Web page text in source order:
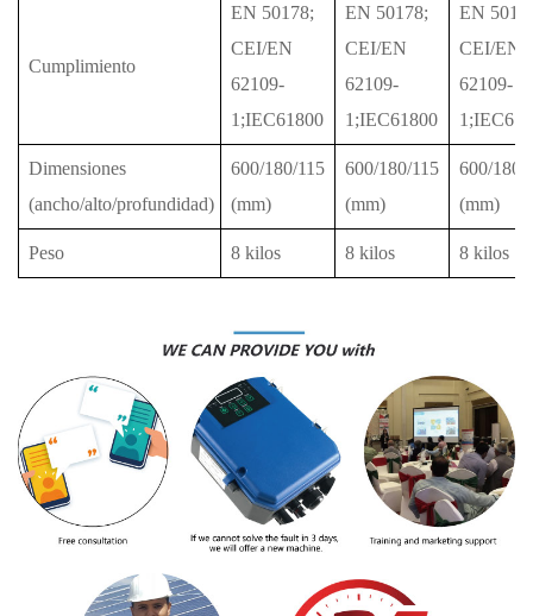
Cumplimiento
EN 50178;
CEI/EN
62109-
1;IEC61800
EN 50178;
CEI/EN
62109-
1;IEC61800
EN
CEI/EN
62109-
Dimensiones
(ancho/alto/profundidad)
600/180/115
(mm)
600/180/115
(mm)
600/180/
(mm)
Peso 8 kilos 8 kilos 8 kilos